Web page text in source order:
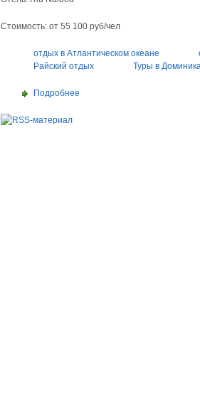
Стоимость: от 55 100 руб/чел
отдых в Атлантическом океане
Райский отдых
Туры в
Подробнее